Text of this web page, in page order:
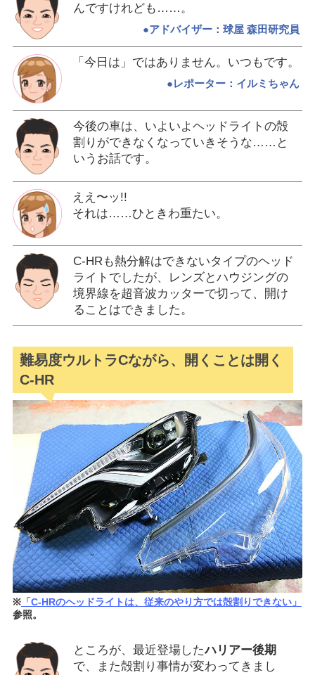
んですけれども……。
●アドバイザー：球屋 森田研究員
「今日は」ではありません。いつもです。
●レポーター：イルミちゃん
今後の車は、いよいよヘッドライトの殻
割りができなくなっていきそうな……と
いうお話です。
ええ〜ッ!!
それは……ひときわ重たい。
C-HRも熱分解はできないタイプのヘッド
ライトでしたが、レンズとハウジングの
境界線を超音波カッターで切って、開け
ることはできました。
難易度ウルトラCながら、開くことは開く
C-HR
※「C-HRのヘッドライトは、従来のやり方では殻割りできない」
参照。
ところが、最近登場したハリアー後期
で、また殻割り事情が変わってきまし